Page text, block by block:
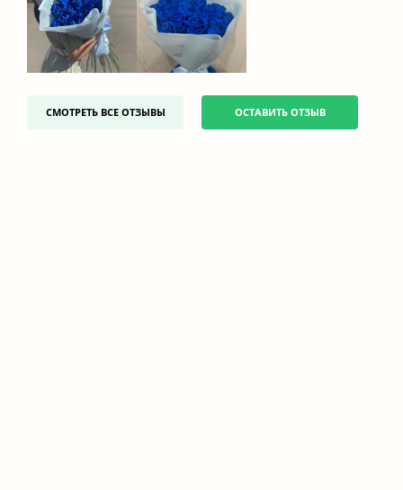
СМОТРЕТЬ ВСЕ ОТЗЫВЫ ОСТАВИТЬ ОТЗЫВ